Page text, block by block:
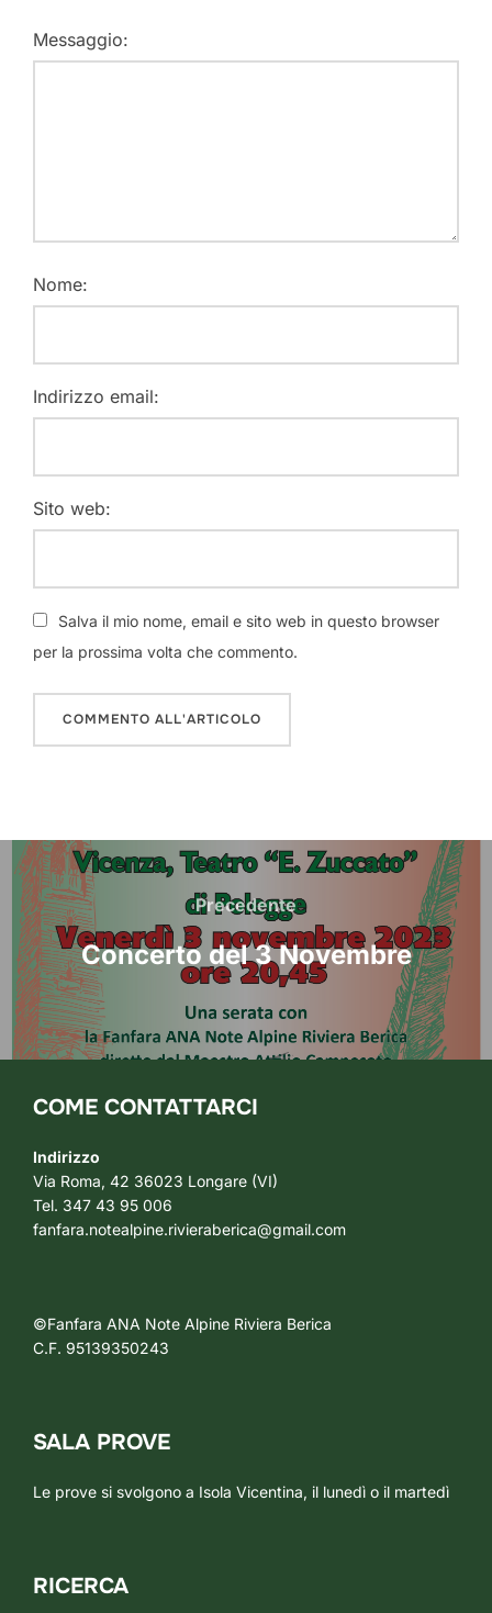
Messaggio:
Nome:
Indirizzo email:
Sito web:
Salva il mio nome, email e sito web in questo browser
per la prossima volta che commento.
Navigazione
articoli
Precedente
Precedente
Concerto del 3 Novembre
COME CONTATTARCI
Indirizzo
Via Roma, 42 36023 Longare (VI)
Tel. 347 43 95 006
fanfara.notealpine.rivieraberica@gmail.com
©Fanfara ANA Note Alpine Riviera Berica
C.F. 95139350243
SALA PROVE
Le prove si svolgono a Isola Vicentina, il lunedì o il martedì
RICERCA